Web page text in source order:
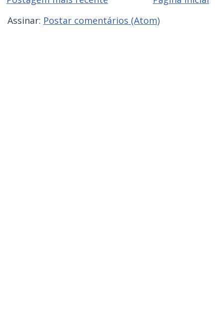
Assinar: Postar comentários (Atom)